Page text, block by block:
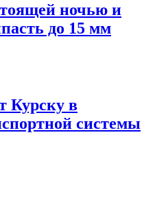
ночью и
до 15 мм
Курску в
системы